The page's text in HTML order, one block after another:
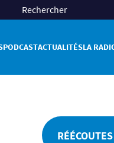
PODCASTACTUALITÉSLA